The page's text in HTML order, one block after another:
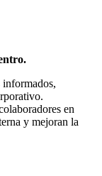
en
y mejoran la